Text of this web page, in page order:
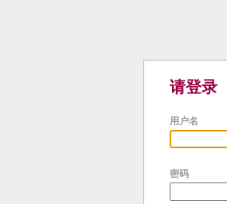
请登录
用户名
密码